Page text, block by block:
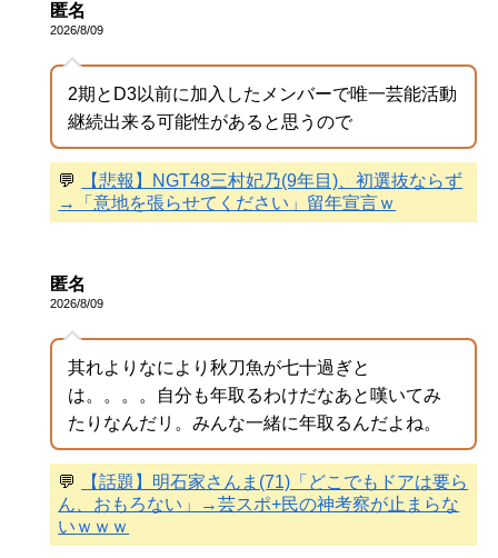
匿名
2026/8/09
2期とD3以前に加入したメンバーで唯一芸能活動
継続出来る可能性があると思うので
💬
【悲報】NGT48三村妃乃(9年目)、初選抜ならず
→「意地を張らせてください」留年宣言ｗ
匿名
2026/8/09
其れよりなにより秋刀魚が七十過ぎと
は。。。。自分も年取るわけだなあと嘆いてみ
たりなんだリ。みんな一緒に年取るんだよね。
💬
【話題】明石家さんま(71)「どこでもドアは要ら
ん、おもろない」→芸スポ+民の神考察が止まらな
いｗｗｗ